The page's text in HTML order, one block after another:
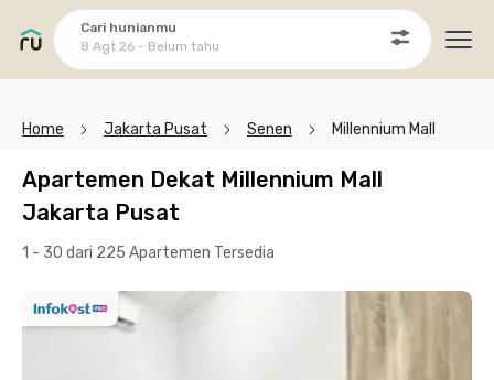
Cari hunianmu
8 Agt 26 - Belum tahu
Home Jakarta Pusat Senen Millennium Mall
Apartemen Dekat Millennium Mall
Jakarta Pusat
1 - 30 dari 225 Apartemen Tersedia